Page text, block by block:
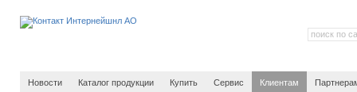
Новости Каталог продукции Купить Сервис Клиентам